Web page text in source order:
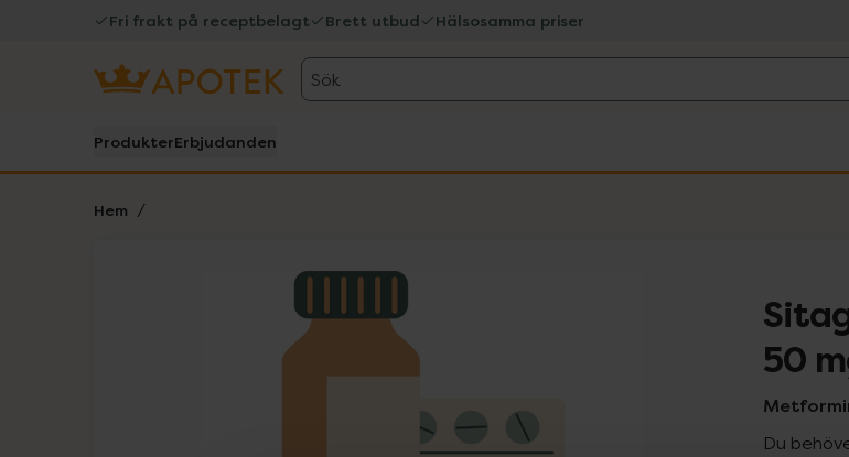
Fri frakt på receptbelagt Brett utbud Hälsosamma priser
Sök
ProdukterErbjudanden
Hem
Lista: . Innehåller 1 objekt.
50
Du